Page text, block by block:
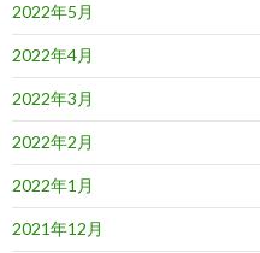
2022年5月
2022年4月
2022年3月
2022年2月
2022年1月
2021年12月